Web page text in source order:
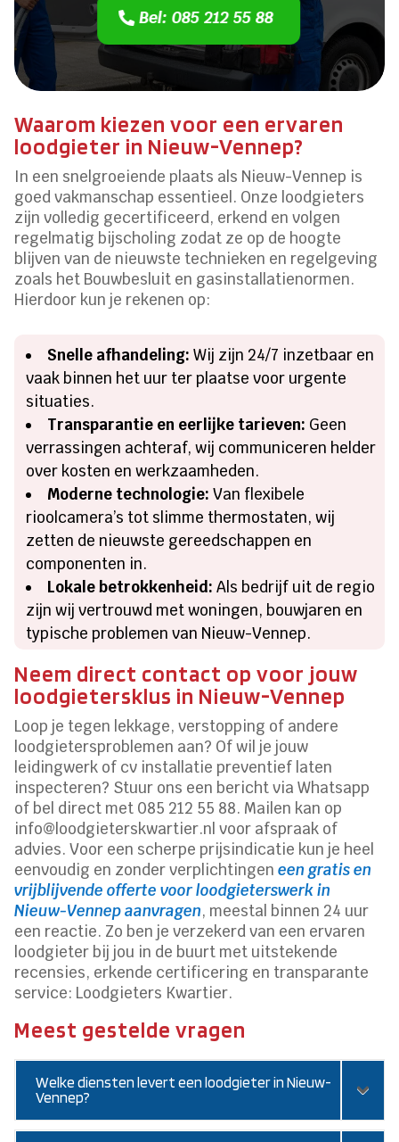
Bel: 085 212 55 88
Waarom kiezen voor een ervaren
loodgieter in Nieuw-Vennep?
In een snelgroeiende plaats als Nieuw-Vennep is
goed vakmanschap essentieel. Onze loodgieters
zijn volledig gecertificeerd, erkend en volgen
regelmatig bijscholing zodat ze op de hoogte
blijven van de nieuwste technieken en regelgeving
zoals het Bouwbesluit en gasinstallatienormen.
Hierdoor kun je rekenen op:
Snelle afhandeling: Wij zijn 24/7 inzetbaar en
vaak binnen het uur ter plaatse voor urgente
situaties.
Transparantie en eerlijke tarieven: Geen
verrassingen achteraf, wij communiceren helder
over kosten en werkzaamheden.
Moderne technologie: Van flexibele
rioolcamera’s tot slimme thermostaten, wij
zetten de nieuwste gereedschappen en
componenten in.
Lokale betrokkenheid: Als bedrijf uit de regio
zijn wij vertrouwd met woningen, bouwjaren en
typische problemen van Nieuw-Vennep.
Neem direct contact op voor jouw
loodgietersklus in Nieuw-Vennep
Loop je tegen lekkage, verstopping of andere
loodgietersproblemen aan? Of wil je jouw
leidingwerk of cv installatie preventief laten
inspecteren? Stuur ons een bericht via Whatsapp
of bel direct met 085 212 55 88. Mailen kan op
info@loodgieterskwartier.nl voor afspraak of
advies. Voor een scherpe prijsindicatie kun je heel
eenvoudig en zonder verplichtingeneen gratis en
vrijblijvende offerte voor loodgieterswerk in
Nieuw-Vennep aanvragen, meestal binnen 24 uur
een reactie. Zo ben je verzekerd van een ervaren
loodgieter bij jou in de buurt met uitstekende
recensies, erkende certificering en transparante
service: Loodgieters Kwartier.
Meest gestelde vragen
Welke diensten levert een loodgieter in Nieuw-
Vennep?